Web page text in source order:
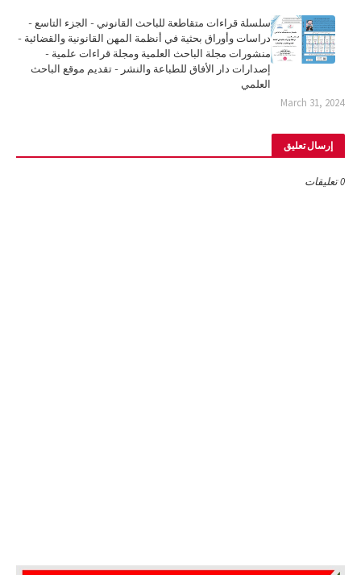
سلسلة قراءات متقاطعة للباحث القانوني - الجزء التاسع -
دراسات وأوراق بحثية في أنظمة المهن القانونية والقضائية -
منشورات مجلة الباحث العلمية ومجلة قراءات علمية -
إصدارات دار الأفاق للطباعة والنشر - تقديم موقع الباحث
العلمي
March 31, 2024
إرسال تعليق
0 تعليقات